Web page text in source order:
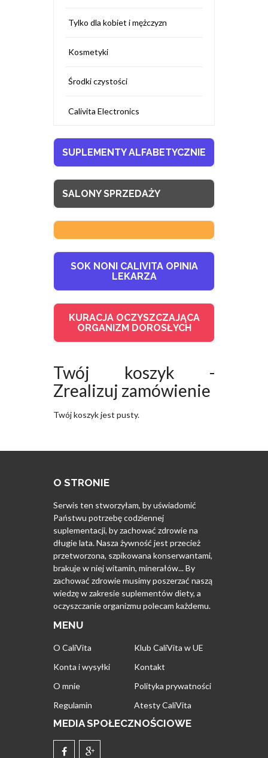
Tylko dla kobiet i mężczyzn
Kosmetyki
Środki czystości
Calivita Electronics
SUPLEMENTY ALFABETYCZNIE
SALONY SPRZEDAŻY
SOK NONI CALIVITA OPINIA
LEKARZA
KURACJA OCZYSZCZAJĄCA
ORGANIZM DOROSŁYCH
Twój koszyk -
Zrealizuj zamówienie
Twój koszyk jest pusty.
O STRONIE
Serwis ten stworzyłam, by uświadomić
Państwu potrzebę codziennej
suplementacji, by zachować zdrowie na
długie lata. Nasza żywność jest przecież
przetworzona, szpikowana konserwantami,
brakuje w niej witamin, minerałów... By
zachować zdrowie musimy poszerzać naszą
wiedzę w zakresie suplementów diety, a
oczyszczanie organizmu polecam każdemu.
MENU
O CaliVita
Klub CaliVita w UE
Konta i wysyłki
Kontakt
O mnie
Polityka prywatności
Regulamin
Atesty CaliVita
MEDIA SPOŁECZNOŚCIOWE